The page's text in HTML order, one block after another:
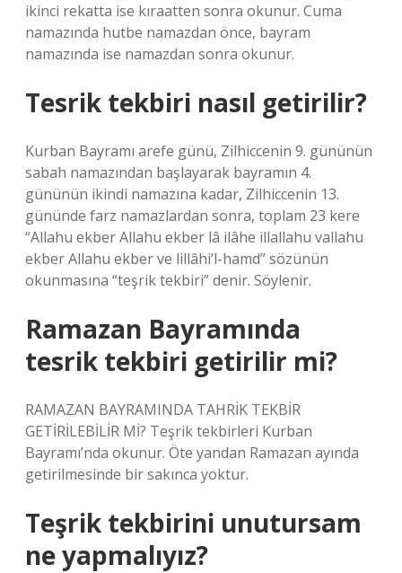
ikinci rekatta ise kıraatten sonra okunur. Cuma
namazında hutbe namazdan önce, bayram
namazında ise namazdan sonra okunur.
Tesrik tekbiri nasıl getirilir?
Kurban Bayramı arefe günü, Zilhiccenin 9. gününün
sabah namazından başlayarak bayramın 4.
gününün ikindi namazına kadar, Zilhiccenin 13.
gününde farz namazlardan sonra, toplam 23 kere
“Allahu ekber Allahu ekber lâ ilâhe illallahu vallahu
ekber Allahu ekber ve lillâhi’l-hamd” sözünün
okunmasına “teşrik tekbiri” denir. Söylenir.
Ramazan Bayramında
tesrik tekbiri getirilir mi?
RAMAZAN BAYRAMINDA TAHRİK TEKBİR
GETİRİLEBİLİR Mİ? Teşrik tekbirleri Kurban
Bayramı’nda okunur. Öte yandan Ramazan ayında
getirilmesinde bir sakınca yoktur.
Teşrik tekbirini unutursam
ne yapmalıyız?